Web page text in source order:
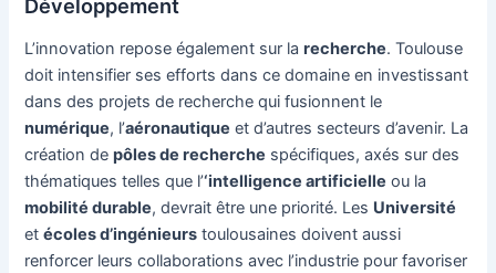
Développement
L’innovation repose également sur larecherche. Toulouse
doit intensifier ses efforts dans ce domaine en investissant
dans des projets de recherche qui fusionnent le
numérique, l’aéronautique et d’autres secteurs d’avenir. La
création depôles de recherche spécifiques, axés sur des
thématiques telles que l’‘intelligence artificielle ou la
mobilité durable, devrait être une priorité. Les Université
etécoles d’ingénieurs toulousaines doivent aussi
renforcer leurs collaborations avec l’industrie pour favoriser